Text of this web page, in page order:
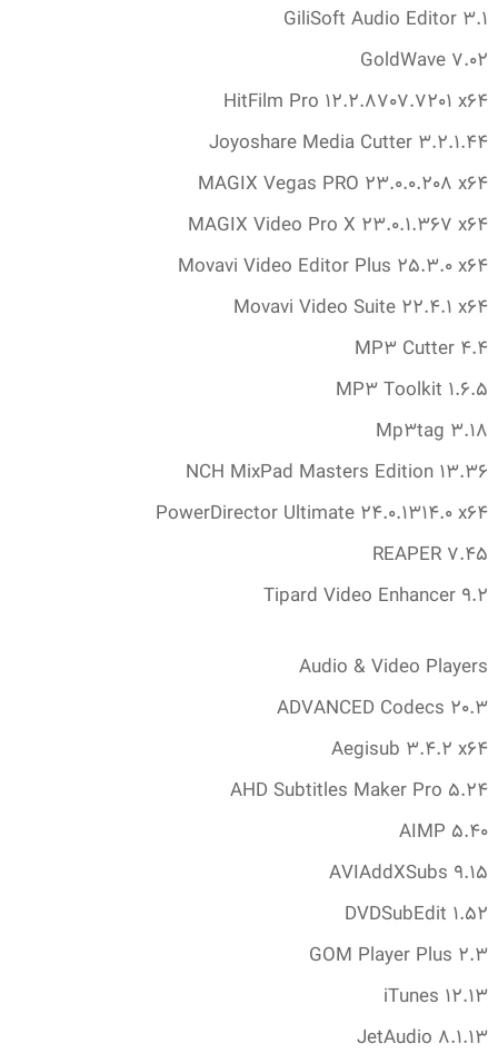
GiliSoft Audio Editor 3.‎1
GoldWave 7.‎02
HitFilm Pro 12.‎2.‎8707.‎7201 x64
Joyoshare Media Cutter 3.‎2.‎1.‎44
MAGIX Vegas PRO 23.‎0.‎0.‎208 x64
MAGIX Video Pro X 23.‎0.‎1.‎367 x64
Movavi Video Editor Plus 25.‎3.‎0 x64
Movavi Video Suite 22.‎4.‎1 x64
MP3 Cutter 4.‎4
MP3 Toolkit 1.‎6.‎5
Mp3tag 3.‎18
NCH MixPad Masters Edition 13.‎36
PowerDirector Ultimate 24.‎0.‎1314.‎0 x64
REAPER 7.‎45
Tipard Video Enhancer 9.‎2
Audio & Video Players
ADVANCED Codecs 20.‎3
Aegisub 3.‎4.‎2 x64
AHD Subtitles Maker Pro 5.‎24
AIMP 5.‎40
AVIAddXSubs 9.‎15
DVDSubEdit 1.‎52
GOM Player Plus 2.‎3
iTunes 12.‎13
JetAudio 8.‎1.‎13